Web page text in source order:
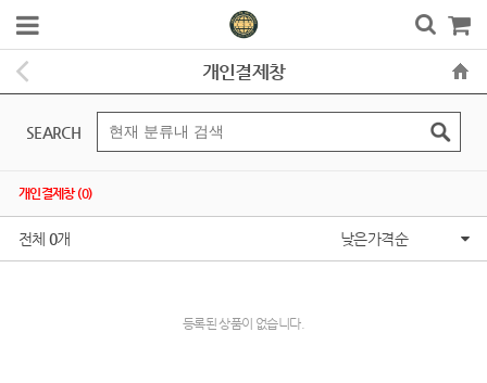
개인결제창
SEARCH
개인결제창 (0)
전체 0개 낮은가격순
등록된 상품이 없습니다.